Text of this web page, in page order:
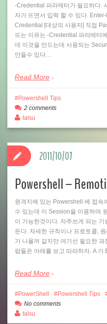
-Credential 파라메터가 필요하다.
자가 뜨면서 입력 할 수 있다.
Credential [대상의 사용자] 직접
뜨는 이유는 -Credential 파라메터
데 이것을 만드는데 사용되는
만들수 있다…
Read More
Powershell Tips
2 comments
talsu
Powershell –
원격지에 있는 Powershell 에 접속
수 있는데 이 Session을 이용하여
이 가능한것이다. 자주쓰게 되는
둔다. 자세한 규칙이나 프로토콜,
가 나올꺼 같지만 여기선 필요한
람들은 아래를 보고 따라하자. A 가
Read More
2011/10/07
PowerShell Powershell Tips
No comments
talsu